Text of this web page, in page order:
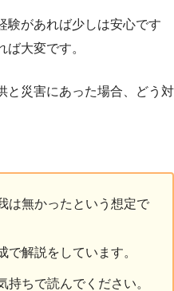
験があれば少しは安心です
大変です。
と災害にあった場合、どう対
は無かったという想定で
で解説をしています。
持ちで読んでください。